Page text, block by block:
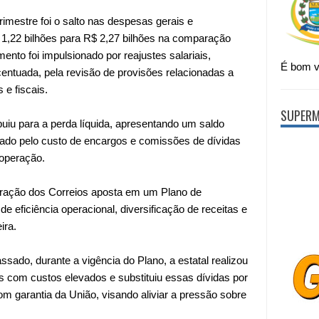
foi o salto nas despesas gerais e
bilhões para R$ 2,27 bilhões na comparação
foi impulsionado por reajustes salariais,
pela revisão de provisões relacionadas a
e fiscais.
para a perda líquida, apresentando um saldo
pelo custo de encargos e comissões de dívidas
dos Correios aposta em um Plano de
eficiência operacional, diversificação de receitas e
durante a vigência do Plano, a estatal realizou
com custos elevados e substituiu essas dívidas por
garantia da União, visando aliviar a pressão sobre
É bom